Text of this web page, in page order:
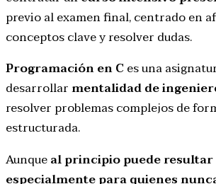
previo al examen final, centrado en
conceptos clave y resolver dudas.
Programación en C es una
desarrollarmentalidad de
resolver problemas complejos de
estructurada.
Aunqueal principio puede resultar
especialmente para quienes